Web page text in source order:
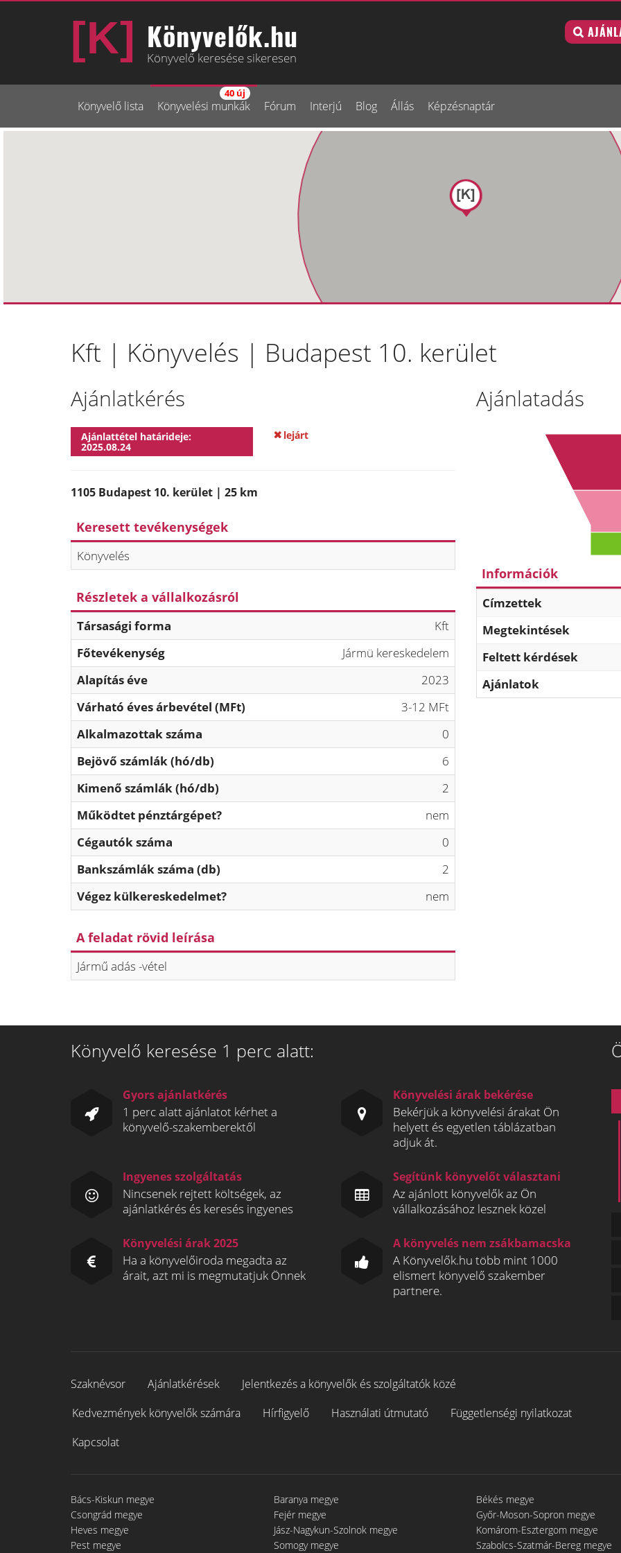
Könyvelők.hu
Könyvelő keresése sikeresen
Könyvelő lista Könyvelési munkák
40 új
Fórum Interjú Blog Állás Képzésnaptár
Kft | Könyvelés | Budapest 10. kerület
Ajánlatkérés
Ajánlattétel határideje:
2025.08.24
lejárt
1105 Budapest 10. kerület | 25 km
Keresett tevékenységek
Könyvelés
Részletek a vállalkozásról
Társasági forma
Kft
Főtevékenység
Jármü kereskedelem
Alapítás éve
2023
Várható éves árbevétel (MFt)
3-12 MFt
Alkalmazottak száma
0
Bejövő számlák (hó/db)
6
Kimenő számlák (hó/db)
2
Működtet pénztárgépet?
nem
Cégautók száma
0
Bankszámlák száma (db)
2
Végez külkereskedelmet?
nem
A feladat rövid leírása
Jármű adás -vétel
Ajánlatadás
Információk
Címzettek
Megtekintések
Feltett kérdések
Ajánlatok
Könyvelő keresése 1 perc alatt:
Gyors ajánlatkérés
1 perc alatt ajánlatot kérhet a
könyvelő-szakemberektől
Könyvelési árak bekérése
Bekérjük a könyvelési árakat Ön
helyett és egyetlen táblázatban
adjuk át.
Ingyenes szolgáltatás
Nincsenek rejtett költségek, az
ajánlatkérés és keresés ingyenes
Segítünk könyvelőt választani
Az ajánlott könyvelők az Ön
vállalkozásához lesznek közel
Könyvelési árak 2025
Ha a könyvelőiroda megadta az
árait, azt mi is megmutatjuk Önnek
A könyvelés nem zsákbamacska
A Könyvelők.hu több mint 1000
elismert könyvelő szakember
partnere.
Szaknévsor Ajánlatkérések
Jelentkezés a könyvelők és szolgáltatók közé
Kedvezmények könyvelők számára
Hírfigyelő Használati útmutató
Függetlenségi nyilatkozat
Kapcsolat
Bács-Kiskun megye Baranya megye Békés megye
Csongrád megye
Fejér megye Győr-Moson-Sopron megye
Heves megye
Jász-Nagykun-Szolnok megye Komárom-Esztergom megye
Pest megye
Somogy megye Szabolcs-Szatmár-Bereg megye